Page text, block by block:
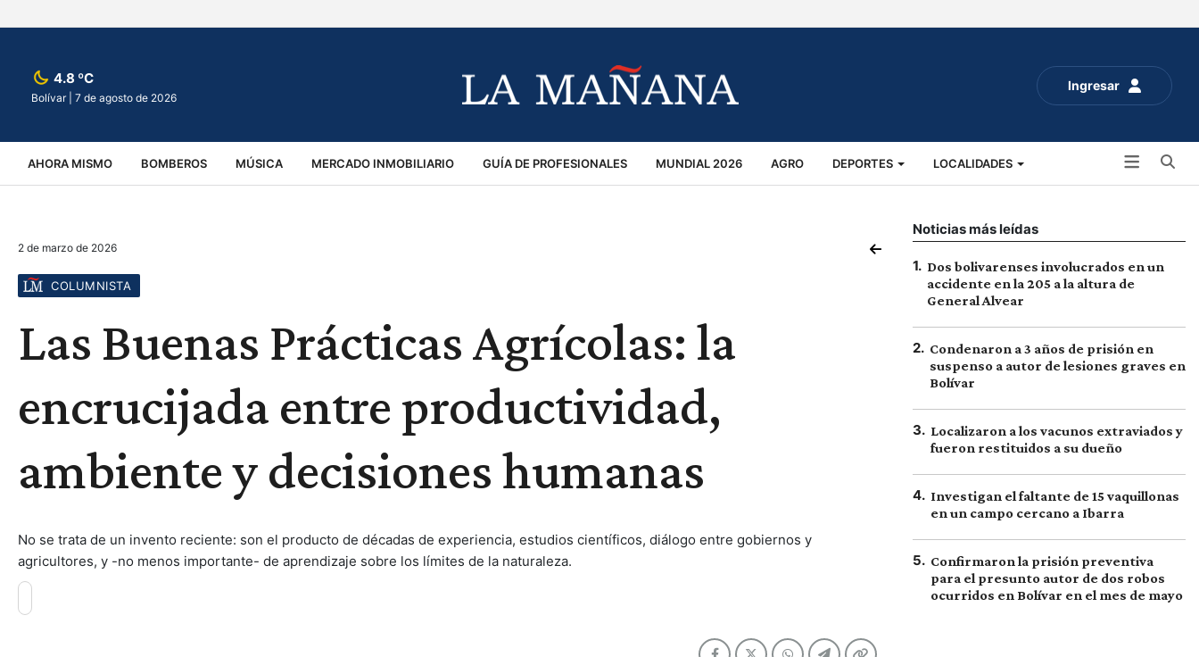
Ingresar
4.8 ºC
Bolívar | 7 de agosto de 2026
AHORA MISMO BOMBEROS MÚSICA MERCADO INMOBILIARIO GUÍA DE PROFESIONALES MUNDIAL 2026 AGRO DEPORTES LOCALIDADES
VIRALES ACCIDENTES
2 de marzo de 2026
COLUMNISTA
Las Buenas Prácticas Agrícolas: la
encrucijada entre productividad,
ambiente y decisiones humanas
No se trata de un invento reciente: son el producto de décadas de experiencia, estudios científicos, diálogo entre gobiernos y
agricultores, y -no menos importante- de aprendizaje sobre los límites de la naturaleza.
Noticias más leídas
1. Dos bolivarenses involucrados en un
accidente en la 205 a la altura de
General Alvear
2. Condenaron a 3 años de prisión en
suspenso a autor de lesiones graves en
Bolívar
3. Localizaron a los vacunos extraviados y
fueron restituidos a su dueño
4. Investigan el faltante de 15 vaquillonas
en un campo cercano a Ibarra
5. Confirmaron la prisión preventiva
para el presunto autor de dos robos
ocurridos en Bolívar en el mes de mayo